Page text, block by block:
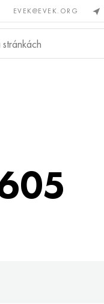
EVEK@EVEK.ORG
Legovaná